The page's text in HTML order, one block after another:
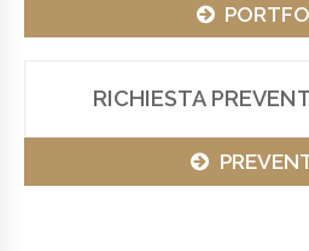
RICHIESTA